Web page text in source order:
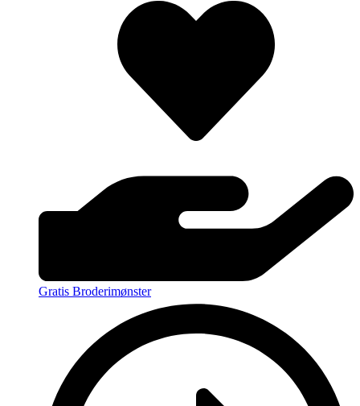
Gratis Broderimønster